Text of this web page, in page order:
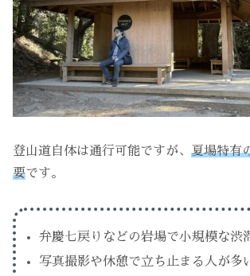
登山道自体は通行可能ですが、 夏場特有
要です。
弁慶七戻りなどの岩場で小規模な渋
写真撮影や休憩で立ち止まる人が多